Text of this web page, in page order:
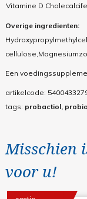
Vitamine D
Overige ingredienten:
Een
artikelcode:
tags: probactiol,
Misschien
voor u!